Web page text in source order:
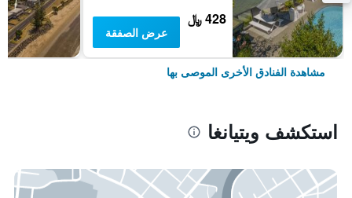
428 ﷼
عرض الصفقة
مشاهدة الفنادق الأخرى الموصى بها
استكشف ويتيانغا